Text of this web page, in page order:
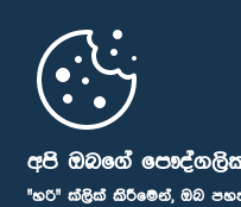
අපි ඔබගේ
"හරි" ක්ලික් කිරීමෙන්, ඔබ
මුල් පිටුව
පාර්ලිමේන්තු ජංගම යෙදුම